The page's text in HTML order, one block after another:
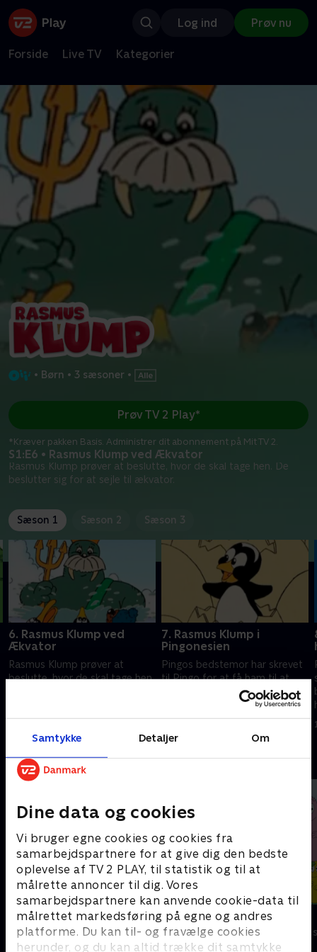
Samtykke Detaljer Om
Dine data og cookies
Vi bruger egne cookies og cookies fra
samarbejdspartnere for at give dig den bedste
oplevelse af TV 2 PLAY, til statistik og til at
målrette annoncer til dig. Vores
samarbejdspartnere kan anvende cookie-data til
målrettet markedsføring på egne og andres
platforme. Du kan til- og fravælge cookies
herunder, og du kan altid trække dit samtykke
Log ind Prøv nu
Forside Live TV Kategorier
• Børn • 3 sæsoner •
S1:E6 • Rasmus Klump ved Ækvator
Rasmus Klump prøver at beslutte, hvor de skal tage hen. De
beslutter sig for at sejle til ækvator.
Prøv TV 2 Play*
*Kræver pakken Basis. Administrer dit abonnement på Mit TV 2.
Sæson 1 Sæson 2 Sæson 3
6. Rasmus Klump ved
Ækvator
Rasmus Klump prøver at
beslutte, hvor de skal tage hen.
7. Rasmus Klump i
Pingonesien
Pingos bedstemor har skrevet
til Pingo for at få ham til at
komme til Pingonesien med
Andre så også
Gurli Gris
Børneserier • 4 sæsoner
Barbapapa
Børneserier • 1